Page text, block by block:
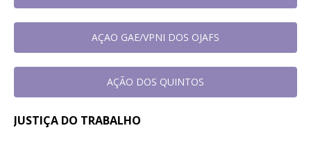
AÇAO GAE/VPNI DOS OJAFS
AÇÃO DOS QUINTOS
JUSTIÇA DO TRABALHO